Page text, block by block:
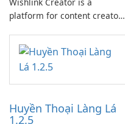
platform for content creators
work through built-in brand
partnerships and integrated
tools for content distribution
and audience engagement.
Huyền Thoại Làng Lá
1.2.5